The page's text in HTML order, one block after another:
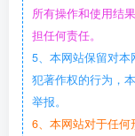
所有操作和使用结
担任何责任。
5、本网站保留对
犯著作权的行为，
举报。
6、本网站对于任